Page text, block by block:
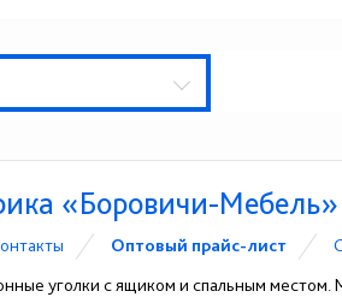
«Боровичи-Мебель»
Оптовый прайс-лист
уголки с ящиком и спальным местом.